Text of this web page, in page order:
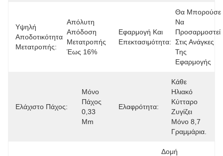
Υψηλή
Αποδοτικότητα
Μετατροπής:
Απόλυτη
Απόδοση
Μετατροπής
Έως 16%
Εφαρμογή Και
Επεκτασιμότητα:
Θα Μπορούσε
Να
Προσαρμοστεί
Στις Ανάγκες
Της
Εφαρμογής
Ελάχιστο Πάχος:
Μόνο
Πάχος
0,33
Mm
Ελαφρότητα:
Κάθε
Ηλιακό
Κύτταρο
Ζυγίζει
Μόνο 8,7
Γραμμάρια.
Δομή